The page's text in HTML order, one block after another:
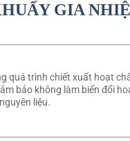
GIA
quá trình chiết xuất hoạt
bảo không làm biến đổi
liệu.